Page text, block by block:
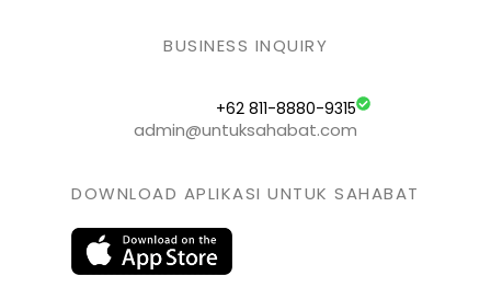
BUSINESS INQUIRY
+62 811-8880-9315
admin@untuksahabat.com
DOWNLOAD APLIKASI UNTUK SAHABAT